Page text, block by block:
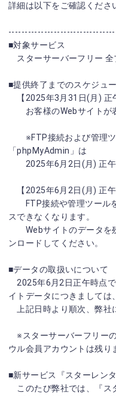
詳細は以下をご確認くださ
■対象サービス
スターサーバーフリー 全
■提供終了までのスケジュ
【2025年3月31日(月) 正
お客様のWebサイトが表
※FTP接続および管理ツ
「phpMyAdmin」は
2025年6月2日(月) 正午
【2025年6月2日(月) 正
FTP接続や管理ツールを
スできなくなります。
Webサイトのデータを
ンロードしてください。
■データの取扱いについて
2025年6月2日正午時点
イトデータにつきましては、
上記日時より順次、弊社
※スターサーバーフリー
ウル会員アカウントは残り
■新サービス『スターレン
このたび弊社では、『ス